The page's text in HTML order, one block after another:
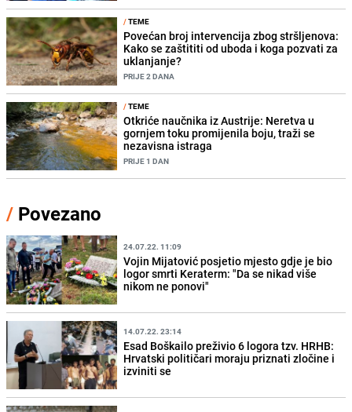
/TEME
Povećan broj intervencija zbog stršljenova:
Kako se zaštititi od uboda i koga pozvati za
uklanjanje?
PRIJE 2 DANA
/TEME
Otkriće naučnika iz Austrije: Neretva u
gornjem toku promijenila boju, traži se
nezavisna istraga
PRIJE 1 DAN
/ Povezano
24.07.22. 11:09
Vojin Mijatović posjetio mjesto gdje je bio
logor smrti Keraterm: "Da se nikad više
nikom ne ponovi"
14.07.22. 23:14
Esad Boškailo preživio 6 logora tzv. HRHB:
Hrvatski političari moraju priznati zločine i
izviniti se